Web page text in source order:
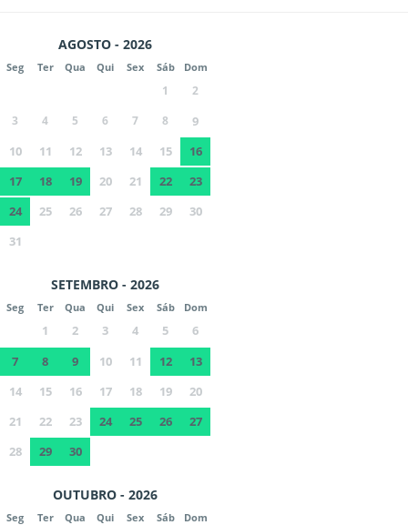
AGOSTO - 2026
Seg Ter Qua Qui Sex Sáb Dom
1
2
3
4 5 6 7 8
9
10
11 12 13 14 15
16
17
18 19 20 21 22
23
24
25 26 27 28 29
30
31
SETEMBRO - 2026
Seg Ter Qua Qui Sex Sáb Dom
1 2 3 4 5
6
7
8 9 10 11 12
13
14
15 16 17 18 19
20
21
22 23 24 25 26
27
28
29 30
OUTUBRO - 2026
Seg Ter Qua Qui Sex Sáb Dom